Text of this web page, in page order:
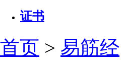
证书
首页 > 易筋经